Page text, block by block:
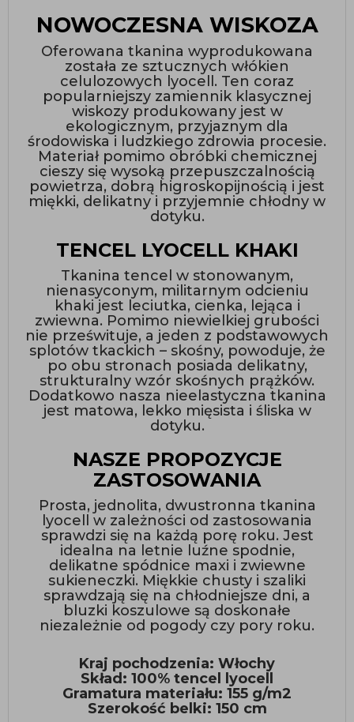
NOWOCZESNA WISKOZA
Oferowana tkanina wyprodukowana
została ze sztucznych włókien
celulozowych lyocell. Ten coraz
popularniejszy zamiennik klasycznej
wiskozy produkowany jest w
ekologicznym, przyjaznym dla
środowiska i ludzkiego zdrowia procesie.
Materiał pomimo obróbki chemicznej
cieszy się wysoką przepuszczalnością
powietrza, dobrą higroskopijnością i jest
miękki, delikatny i przyjemnie chłodny w
dotyku.
TENCEL LYOCELL KHAKI
Tkanina tencel w stonowanym,
nienasyconym, militarnym odcieniu
khaki jest leciutka, cienka, lejąca i
zwiewna. Pomimo niewielkiej grubości
nie prześwituje, a jeden z podstawowych
splotów tkackich – skośny, powoduje, że
po obu stronach posiada delikatny,
strukturalny wzór skośnych prążków.
Dodatkowo nasza nieelastyczna tkanina
jest matowa, lekko mięsista i śliska w
dotyku.
NASZE PROPOZYCJE
ZASTOSOWANIA
Prosta, jednolita, dwustronna tkanina
lyocell w zależności od zastosowania
sprawdzi się na każdą porę roku. Jest
idealna na letnie luźne spodnie,
delikatne spódnice maxi i zwiewne
sukieneczki. Miękkie chusty i szaliki
sprawdzają się na chłodniejsze dni, a
bluzki koszulowe są doskonałe
niezależnie od pogody czy pory roku.
Kraj pochodzenia: Włochy
Skład: 100% tencel lyocell
Gramatura materiału: 155 g/m2
Szerokość belki: 150 cm